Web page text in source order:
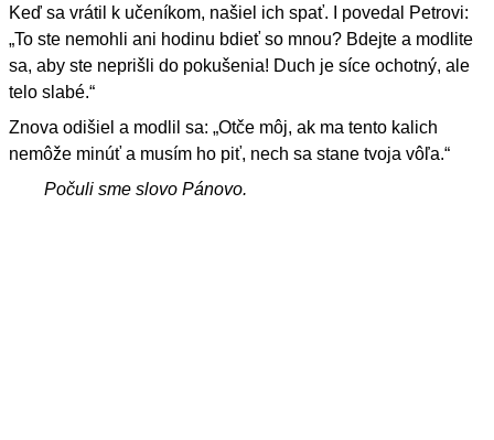
Keď sa vrátil k učeníkom, našiel ich spať. I povedal Petrovi:
„To ste nemohli ani hodinu bdieť so mnou? Bdejte a modlite
sa, aby ste neprišli do pokušenia! Duch je síce ochotný, ale
telo slabé.“
Znova odišiel a modlil sa: „Otče môj, ak ma tento kalich
nemôže minúť a musím ho piť, nech sa stane tvoja vôľa.“
Počuli sme slovo Pánovo.